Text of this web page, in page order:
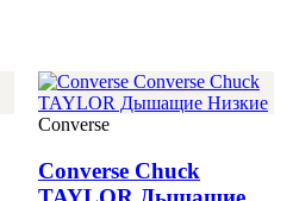
Converse
Converse Chuck